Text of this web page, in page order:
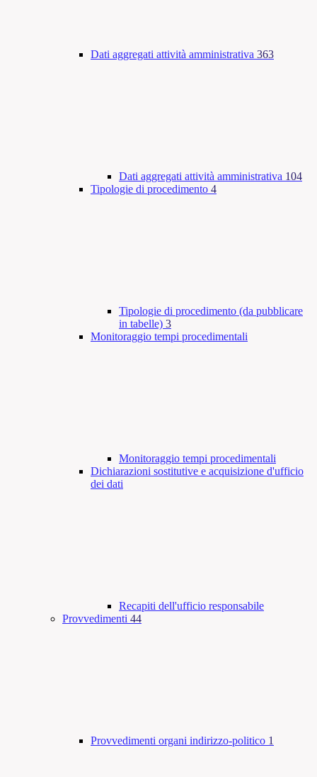
Dati aggregati attività amministrativa 363
Dati aggregati attività amministrativa 104
Tipologie di procedimento 4
Tipologie di procedimento (da pubblicare
in tabelle) 3
Monitoraggio tempi procedimentali
Monitoraggio tempi procedimentali
Dichiarazioni sostitutive e acquisizione d'ufficio
dei dati
Recapiti dell'ufficio responsabile
Provvedimenti 44
Provvedimenti organi indirizzo-politico 1